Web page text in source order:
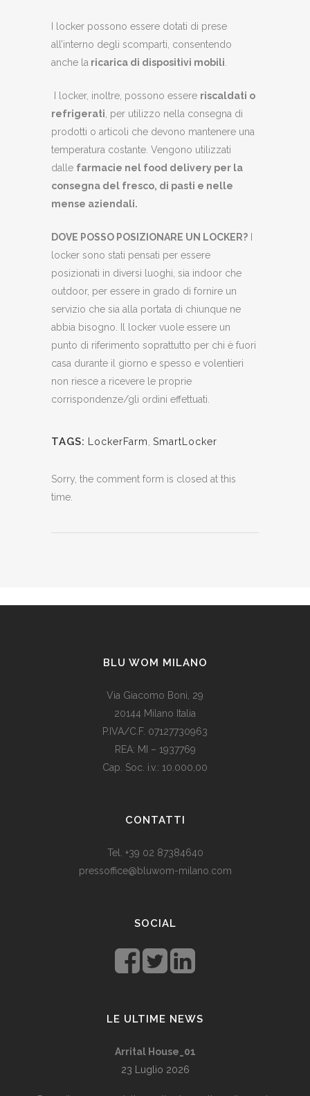
I locker possono essere dotati di prese
all’interno degli scomparti, consentendo
anche la ricarica di dispositivi mobili
I locker, inoltre, possono essere riscaldati o
refrigerati , per utilizzo nella consegna di
prodotti o articoli che devono mantenere una
temperatura costante. Vengono utilizzati
dalle farmacie nel food delivery per la
consegna del fresco, di pasti e nelle
mense aziendali.
DOVE POSSO POSIZIONARE UN LOCKER?
locker sono stati pensati per essere
posizionati in diversi luoghi, sia indoor che
outdoor, per essere in grado di fornire un
servizio che sia alla portata di chiunque ne
abbia bisogno. Il locker vuole essere un
punto di riferimento soprattutto per chi è fuori
casa durante il giorno e spesso e volentieri
non riesce a ricevere le proprie
corrispondenze/gli ordini effettuati.
TAGS: LockerFarm SmartLocker
Sorry, the comment form is closed at this
time.
BLU WOM MILANO
Via Giacomo Boni, 29
20144 Milano Italia
P.IVA/C.F. 07127730963
REA: MI – 1937769
Cap. Soc. i.v.: 10.000,00
med dagens valutadevaluering må mange av oss ty til billige
stedet for dyre designerklokker.
CONTATTI
Tel. +39 02 87384640
pressoffice@bluwom-milano.com
Rolex replicasono un’ottima opzione che
SOCIAL
LE ULTIME NEWS
Arrital House_01
23 Luglio 2026